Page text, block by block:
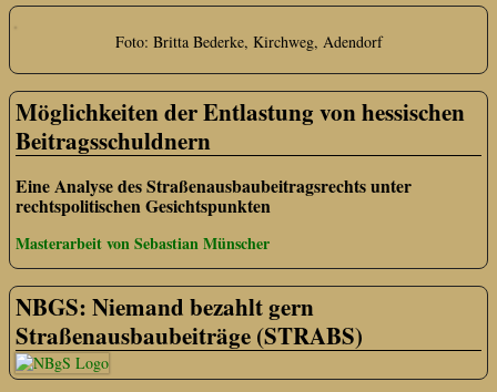
Foto: Britta Bederke, Kirchweg, Adendorf
Möglichkeiten der Entlastung von hessischen
Beitragsschuldnern
Eine Analyse des Straßenausbaubeitragsrechts unter
rechtspolitischen Gesichtspunkten
Masterarbeit von Sebastian Münscher
NBGS: Niemand bezahlt gern
Straßenausbaubeiträge (STRABS)